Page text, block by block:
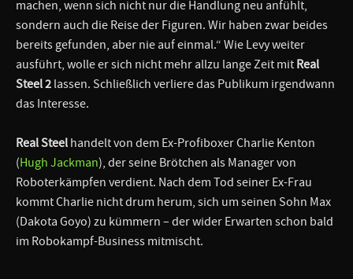
machen, wenn sich nicht nur die Handlung neu anfühlt,
sondern auch die Reise der Figuren. Wir haben zwar beides
bereits gefunden, aber nie auf einmal.“ Wie Levy weiter
ausführt, wolle er sich nicht mehr allzu lange Zeit mit Real
Steel 2 lassen. Schließlich verliere das Publikum irgendwann
das Interesse.
Real Steel handelt von dem Ex-Profiboxer Charlie Kenton
(Hugh Jackman), der seine Brötchen als Manager von
Roboterkämpfen verdient. Nach dem Tod seiner Ex-Frau
kommt Charlie nicht drum herum, sich um seinen Sohn Max
(Dakota Goyo) zu kümmern – der wider Erwarten schon bald
im Robokampf-Business mitmischt.